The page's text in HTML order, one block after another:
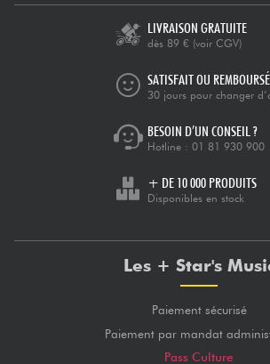
LIVRAISON GRATUITE
dès 89 € (voir CGV)
SATISFAIT OU REMBOURSÉ
30 jours pour changer
BESOIN D’UN CONSEIL ?
Hotline : 01 81 930 900
+ DE 10 000 PRODUITS
Disponibles en stock
Les + Star's
Paiement sécurisé
Paiement par mandat
Pass Culture